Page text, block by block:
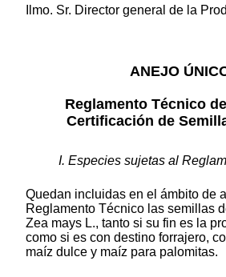
Ilmo. Sr. Director general de la
ANEJO
Reglamento Técnico
Certificación de
I. Especies sujetas al
Quedan incluidas en el ámbito de
Reglamento Técnico las semillas
Zea mays L., tanto si su fin es la
como si es con destino forrajero,
maíz dulce y maíz para palomitas.